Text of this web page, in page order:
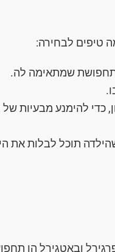
טיפים לבחירה:
תחפושת שמתאימה לה.
כדי להימנע מבעיות
תוכל לבלות את
ובאטגירל הן